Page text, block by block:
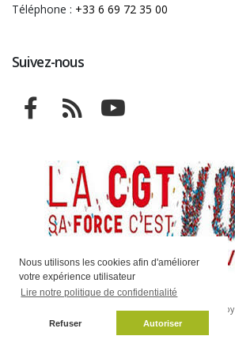
Nous utilisons les cookies afin d'améliorer
votre expérience utilisateur
Lire notre politique de confidentialité
Refuser Autoriser
Téléphone : +33 6 69 72 35 00
Suivez-nous
Copyright © CGT Engie 2026 | Powered by